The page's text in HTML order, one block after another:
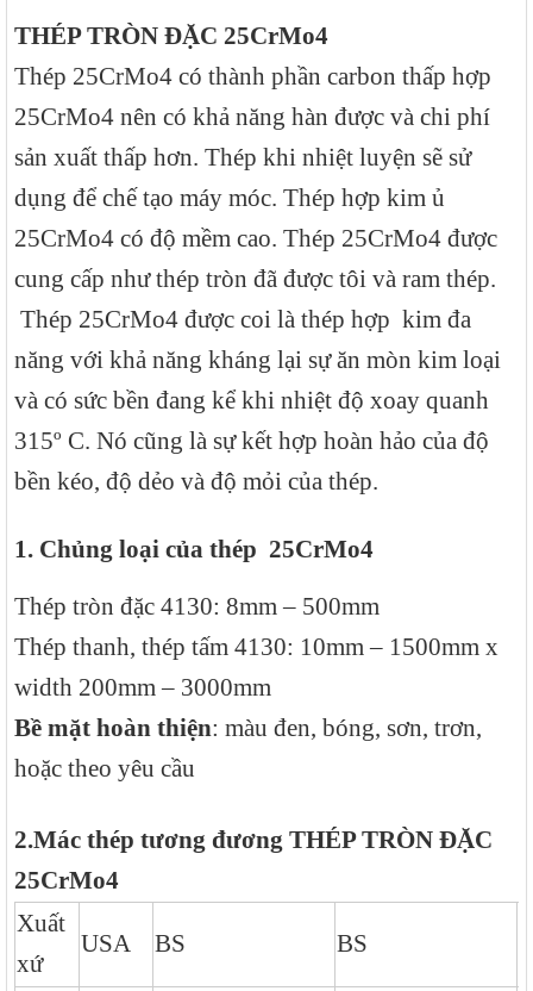
THÉP TRÒN ĐẶC 25CrMo4
Thép 25CrMo4 có thành phần carbon thấp hợp
25CrMo4 nên có khả năng hàn được và chi phí
sản xuất thấp hơn. Thép khi nhiệt luyện sẽ sử
dụng để chế tạo máy móc. Thép hợp kim ủ
25CrMo4 có độ mềm cao. Thép 25CrMo4 được
cung cấp như thép tròn đã được tôi và ram thép.
Thép 25CrMo4 được coi là thép hợp kim đa
năng với khả năng kháng lại sự ăn mòn kim loại
và có sức bền đang kể khi nhiệt độ xoay quanh
315º C. Nó cũng là sự kết hợp hoàn hảo của độ
bền kéo, độ dẻo và độ mỏi của thép.
1. Chủng loại của thép 25CrMo4
Thép tròn đặc 4130: 8mm – 500mm
Thép thanh, thép tấm 4130: 10mm – 1500mm x
width 200mm – 3000mm
Bề mặt hoàn thiện: màu đen, bóng, sơn, trơn,
hoặc theo yêu cầu
2.Mác thép tương đương THÉP TRÒN ĐẶC
25CrMo4
Xuất
xứ
USA BS BS